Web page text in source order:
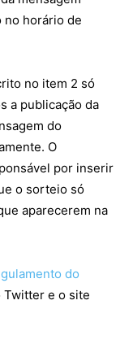
no horário de
no item 2 só
a publicação da
do
O
por inserir
o sorteio só
aparecerem na
do
Twitter e o site